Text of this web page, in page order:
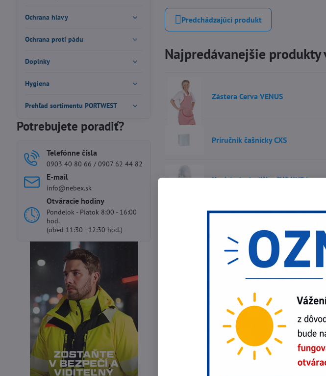
Predchádzajúci produkt
Najpredávanejšie
Zástera Cerva VENUS
Príručník čašnícky CXS
Kuchárska lodička CXS KUBA
Ochrana hlavy
Ochrana proti pádu
Doplnky
Hygiena
Prehľad sortimentu PORTWEST
Potrebujete poradiť?
Telefónne čísla
0903 40 80 66 / 0907 62 44 82
E-mail
info@nebex.sk
Otváracie hodiny
Pondelok - Piatok 8:00 - 16:00
hod.
(obed 11:30 - 12:30 hod.)